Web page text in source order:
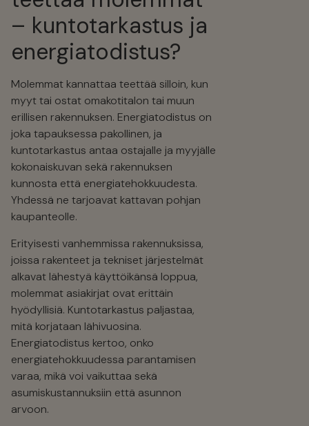
– kuntotarkastus ja
energiatodistus?
Molemmat kannattaa teettää silloin, kun
myyt tai ostat omakotitalon tai muun
erillisen rakennuksen. Energiatodistus on
joka tapauksessa pakollinen, ja
kuntotarkastus antaa ostajalle ja myyjälle
kokonaiskuvan sekä rakennuksen
kunnosta että energiatehokkuudesta.
Yhdessä ne tarjoavat kattavan pohjan
kaupanteolle.
Erityisesti vanhemmissa rakennuksissa,
joissa rakenteet ja tekniset järjestelmät
alkavat lähestyä käyttöikänsä loppua,
molemmat asiakirjat ovat erittäin
hyödyllisiä. Kuntotarkastus paljastaa,
mitä korjataan lähivuosina.
Energiatodistus kertoo, onko
energiatehokkuudessa parantamisen
varaa, mikä voi vaikuttaa sekä
asumiskustannuksiin että asunnon
arvoon.